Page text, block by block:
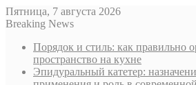
Пятница, 7 августа 2026
Breaking News
Порядок и стиль: как правильно
пространство на кухне
Эпидуральный катетер: